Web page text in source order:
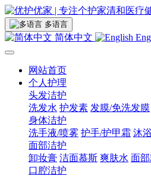
多语言
简体中文
网站首页
个人护理
头发洁护
洗发水 护发素 发膜/免洗发膜
身体洁护
洗手液/喷雾 护手/护甲霜 沐
面部洁护
卸妆膏 洁面慕斯 爽肤水 面
口腔洁护